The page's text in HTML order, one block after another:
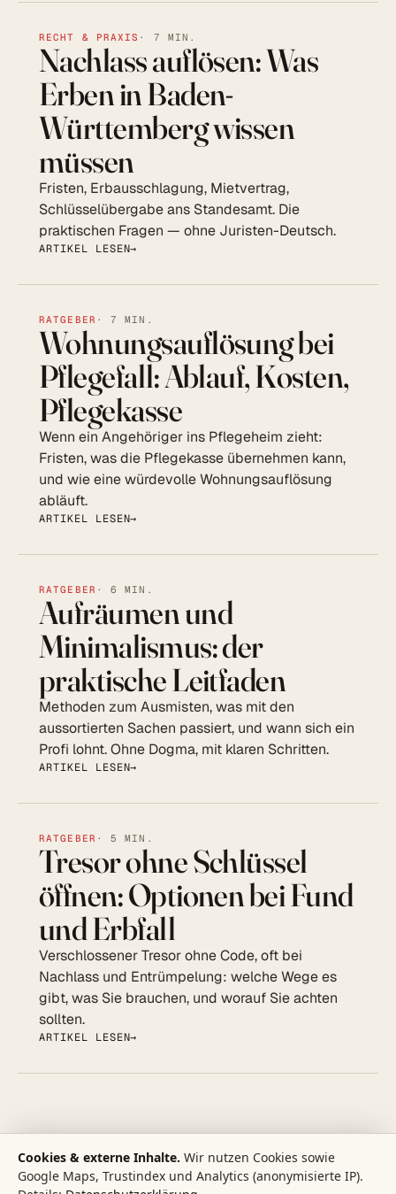
RECHT & PRAXIS · 7 MIN.
Nachlass auflösen: Was
Erben in Baden-
Württemberg wissen
müssen
Fristen, Erbausschlagung, Mietvertrag,
Schlüsselübergabe ans Standesamt. Die
praktischen Fragen — ohne Juristen-Deutsch.
ARTIKEL LESEN
RATGEBER · 7 MIN.
Wohnungsauflösung bei
Pflegefall: Ablauf, Kosten,
Pflegekasse
Wenn ein Angehöriger ins Pflegeheim zieht:
Fristen, was die Pflegekasse übernehmen kann,
und wie eine würdevolle Wohnungsauflösung
abläuft.
ARTIKEL LESEN
RATGEBER · 6 MIN.
Aufräumen und
Minimalismus: der
praktische Leitfaden
Methoden zum Ausmisten, was mit den
aussortierten Sachen passiert, und wann sich ein
Profi lohnt. Ohne Dogma, mit klaren Schritten.
ARTIKEL LESEN
RATGEBER · 5 MIN.
Tresor ohne Schlüssel
öffnen: Optionen bei Fund
und Erbfall
Verschlossener Tresor ohne Code, oft bei
Nachlass und Entrümpelung: welche Wege es
gibt, was Sie brauchen, und worauf Sie achten
sollten.
ARTIKEL LESEN
Cookies & externe Inhalte. Wir nutzen Cookies sowie
Google Maps, Trustindex und Analytics (anonymisierte IP).